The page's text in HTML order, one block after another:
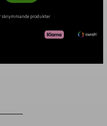
produkter